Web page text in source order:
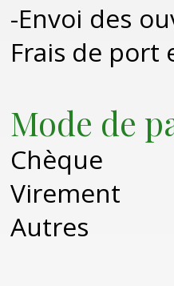
-Envoi des
Frais de port
Mode de
Chèque
Virement
Autres